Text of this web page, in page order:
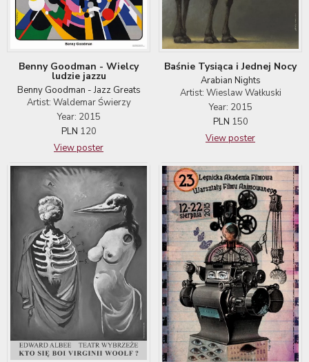
Benny Goodman - Wielcy
ludzie jazzu
Benny Goodman - Jazz Greats
Artist: Waldemar Świerzy
Year: 2015
PLN 120
View poster
Baśnie Tysiąca i Jednej Nocy
Arabian Nights
Artist: Wieslaw Wałkuski
Year: 2015
PLN 150
View poster